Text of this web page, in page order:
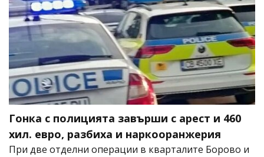
Гонка с полицията завърши с арест и 460
хил. евро, разбиха и наркооранжерия
При две отделни операции в кварталите Борово и